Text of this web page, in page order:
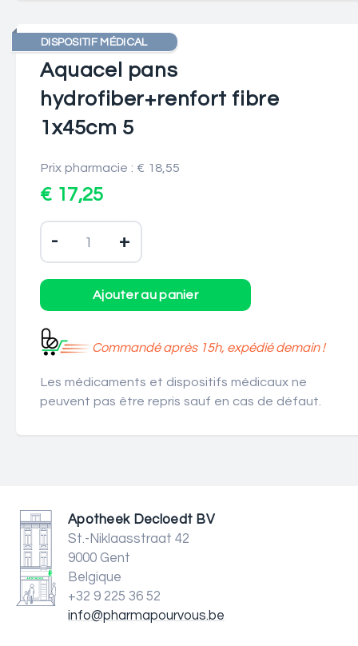
DISPOSITIF MÉDICAL
Aquacel pans
hydrofiber+renfort fibre
1x45cm 5
Prix pharmacie : € 18,55
€ 17,25
- +
Commandé après 15h, expédié demain !
Les médicaments et dispositifs médicaux ne
peuvent pas être repris sauf en cas de défaut.
Apotheek Decloedt BV
St.-Niklaasstraat 42
9000 Gent
Belgique
+32 9 225 36 52
info@pharmapourvous.be